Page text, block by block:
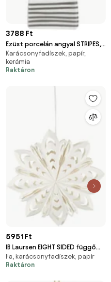
3788 Ft
Ezüst porcelán angyal STRIPES,
függesztett
Karácsonyfadíszek, papír,
kerámia
Raktáron
5951 Ft
IB Laursen EIGHT SIDED függő
papírcsillag
Fa, karácsonyfadíszek, papír
Raktáron